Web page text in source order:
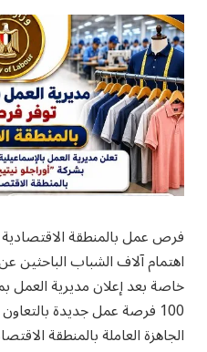
فرص عمل بالمنطقة
اهتمام آلاف الشباب
خاصة بعد إعلان مديرية العمل
100 فرصة عمل جديدة
الجاهزة العاملة بالمنطقة